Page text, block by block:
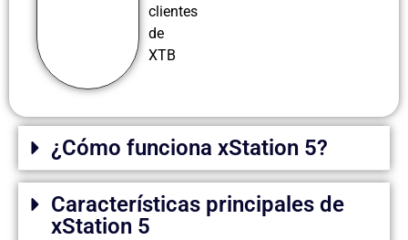
clientes
de
XTB
¿Cómo funciona xStation 5?
Características principales de
xStation 5